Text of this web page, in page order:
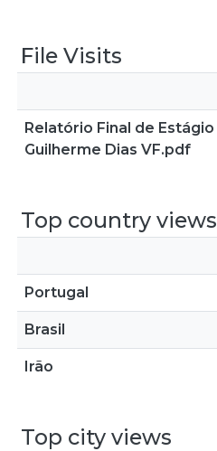
File Visits
Relatório Final de Estágio
Guilherme Dias VF.pdf
Top country views
Portugal
Brasil
Irão
Top city views